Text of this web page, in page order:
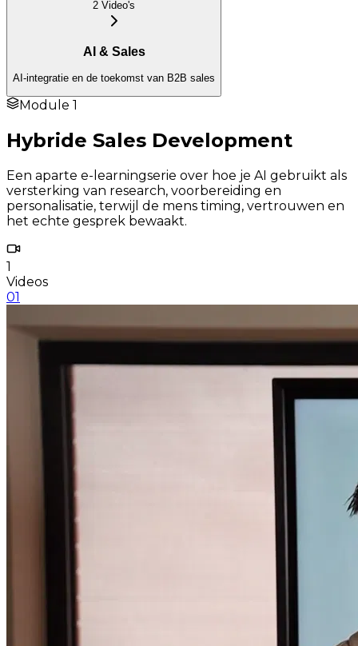
2 Video's
AI & Sales
AI-integratie en de toekomst van B2B sales
Module 1
Hybride Sales Development
Een aparte e-learningserie over hoe je AI gebruikt als
versterking van research, voorbereiding en
personalisatie, terwijl de mens timing, vertrouwen en
het echte gesprek bewaakt.
1
Videos
01